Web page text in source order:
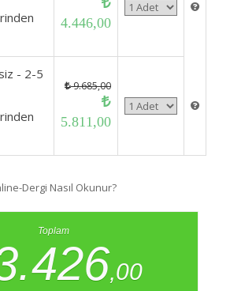
4.446,00
- 2-5
9.685,00
5.811,00
Dergi Nasıl Okunur?
Toplam
,00